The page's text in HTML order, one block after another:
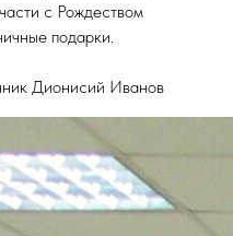
с Рождеством
подарки.
Дионисий Иванов